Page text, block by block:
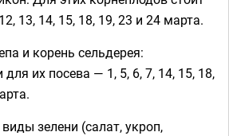
13, 14, 15, 18, 19, 23 и 24 марта.
и корень сельдерея:
их посева — 1, 5, 6, 7, 14, 15, 18,
зелени (салат, укроп,